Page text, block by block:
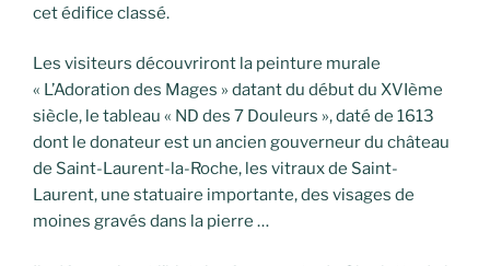
cet édifice classé.
Les visiteurs découvriront la peinture murale
« L’Adoration des Mages » datant du début du XVIème
siècle, le tableau « ND des 7 Douleurs », daté de 1613
dont le donateur est un ancien gouverneur du château
de Saint-Laurent-la-Roche, les vitraux de Saint-
Laurent, une statuaire importante, des visages de
moines gravés dans la pierre …